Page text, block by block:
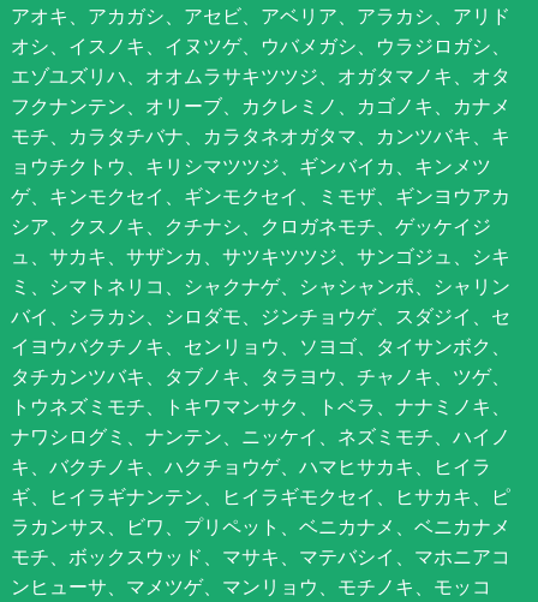
アオキ、アカガシ、アセビ、アベリア、アラカシ、アリド
オシ、イスノキ、イヌツゲ、ウバメガシ、ウラジロガシ、
エゾユズリハ、オオムラサキツツジ、オガタマノキ、オタ
フクナンテン、オリーブ、カクレミノ、カゴノキ、カナメ
モチ、カラタチバナ、カラタネオガタマ、カンツバキ、キ
ョウチクトウ、キリシマツツジ、ギンバイカ、キンメツ
ゲ、キンモクセイ、ギンモクセイ、ミモザ、ギンヨウアカ
シア、クスノキ、クチナシ、クロガネモチ、ゲッケイジ
ュ、サカキ、サザンカ、サツキツツジ、サンゴジュ、シキ
ミ、シマトネリコ、シャクナゲ、シャシャンポ、シャリン
バイ、シラカシ、シロダモ、ジンチョウゲ、スダジイ、セ
イヨウバクチノキ、センリョウ、ソヨゴ、タイサンボク、
タチカンツバキ、タブノキ、タラヨウ、チャノキ、ツゲ、
トウネズミモチ、トキワマンサク、トベラ、ナナミノキ、
ナワシログミ、ナンテン、ニッケイ、ネズミモチ、ハイノ
キ、バクチノキ、ハクチョウゲ、ハマヒサカキ、ヒイラ
ギ、ヒイラギナンテン、ヒイラギモクセイ、ヒサカキ、ピ
ラカンサス、ビワ、プリペット、ベニカナメ、ベニカナメ
モチ、ボックスウッド、マサキ、マテバシイ、マホニアコ
ンヒューサ、マメツゲ、マンリョウ、モチノキ、モッコ